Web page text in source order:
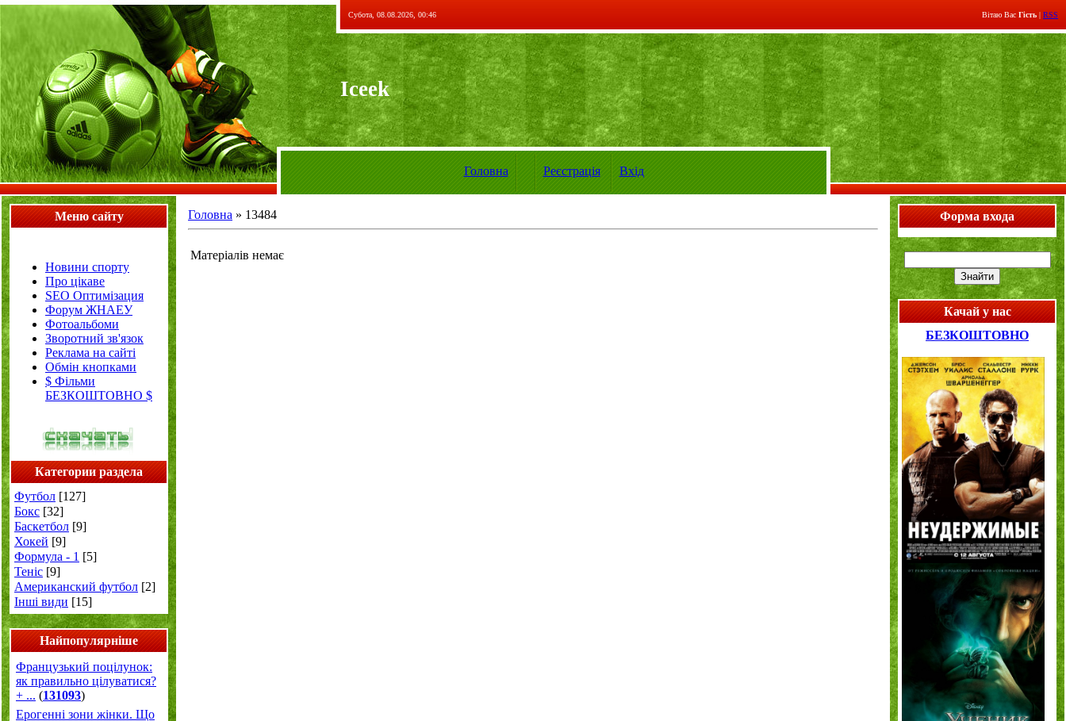
Субота, 08.08.2026, 00:46 Вітаю Вас Гість | RSS
Iceek
Головна Реєстрація Вхід
Меню сайту
Новини спорту
Про цікаве
SEO Оптимізация
Форум ЖНАЕУ
Фотоальбоми
Зворотний зв'язок
Реклама на сайті
Обмін кнопками
$ Фільми
БЕЗКОШТОВНО $
Категории раздела
Футбол [127]
Бокс [32]
Баскетбол [9]
Хокей [9]
Формула - 1 [5]
Теніс [9]
Американский футбол [2]
Інші види [15]
Найпопулярніше
Французький поцілунок:
як правильно цілуватися?
+ ... (131093)
Ерогенні зони жінки. Що
Головна » 13484
Матеріалів немає
Форма входа
Качай у нас
БЕЗКОШТОВНО